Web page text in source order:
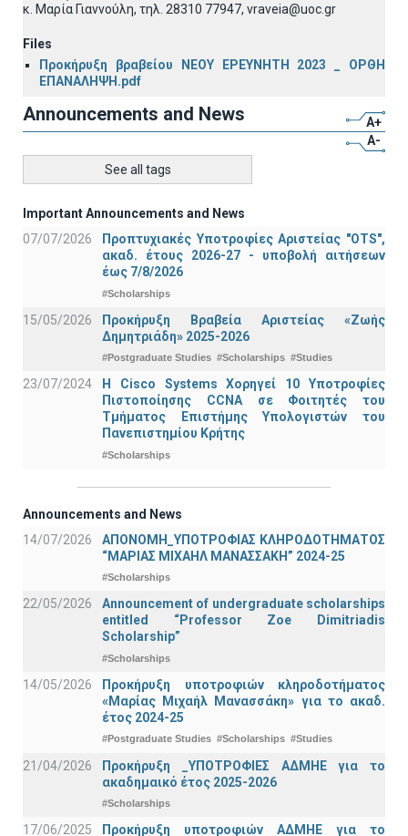
κ. Μαρία Γιαννούλη, τηλ. 28310 77947, vraveia@uoc.gr
Files
Προκήρυξη βραβείου ΝΕΟΥ ΕΡΕΥΝΗΤΗ 2023 _ ΟΡΘΗ
ΕΠΑΝΑΛΗΨΗ.pdf
Announcements and News
A+
A-
See all tags
Important Announcements and News
07/07/2026
Προπτυχιακές Υποτροφίες Αριστείας "OTS",
ακαδ. έτους 2026-27 - υποβολή αιτήσεων
έως 7/8/2026
#Scholarships
15/05/2026
Προκήρυξη Βραβεία Αριστείας «Ζωής
Δημητριάδη» 2025-2026
#Postgraduate Studies #Scholarships #Studies
23/07/2024
Η Cisco Systems Χορηγεί 10 Υποτροφίες
Πιστοποίησης CCNA σε Φοιτητές του
Τμήματος Επιστήμης Υπολογιστών του
Πανεπιστημίου Κρήτης
#Scholarships
Announcements and News
14/07/2026
ΑΠΟΝΟΜΗ_ΥΠΟΤΡΟΦΙΑΣ ΚΛΗΡΟΔΟΤΗΜΑΤΟΣ
“ΜΑΡΙΑΣ ΜΙΧΑΗΛ ΜΑΝΑΣΣΑΚΗ” 2024-25
#Scholarships
22/05/2026
Announcement of undergraduate scholarships
entitled “Professor Zoe Dimitriadis
Scholarship”
#Scholarships
14/05/2026
Προκήρυξη υποτροφιών κληροδοτήματος
«Μαρίας Μιχαήλ Μανασσάκη» για το ακαδ.
έτος 2024-25
#Postgraduate Studies #Scholarships #Studies
21/04/2026
Προκήρυξη _ΥΠΟΤΡΟΦΙΕΣ ΑΔΜΗΕ για το
ακαδημαικό έτος 2025-2026
#Scholarships
17/06/2025
Προκήρυξη υποτροφιών ΑΔΜΗΕ για το